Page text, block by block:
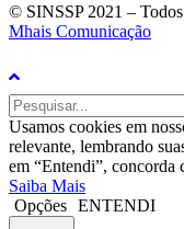
© SINSSP 2021 –
Mhais Comunicação
Usamos cookies em
relevante, lembrando
em “Entendi”,
Saiba Mais
Opções ENTENDI